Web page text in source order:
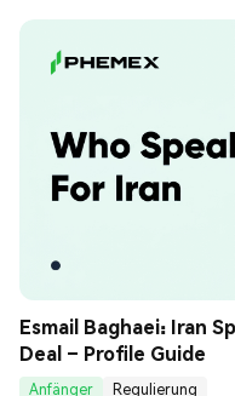
Esmail Baghaei: Iran
Deal – Profile Guide
Anfänger
Regulierung